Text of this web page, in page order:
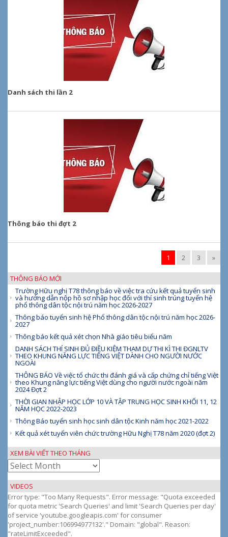
Danh sách thi lần 2
Thông báo thi đợt 2
1 2 3 »
THÔNG BÁO MỚI
Trường Hữu nghị T78 thông báo về việc tra cứu kết quả tuyển sinh
và hướng dẫn nộp hồ sơ nhập học đối với thí sinh trúng tuyển hệ
phổ thông dân tộc nội trú năm học 2026-2027
Thông báo tuyển sinh hệ Phổ thông dân tộc nội trú năm học 2026-
2027
Thông báo kết quả xét chọn Nhà giáo tiêu biểu năm
DANH SÁCH THÍ SINH ĐỦ ĐIỀU KIỆM THAM DỰ THI KÌ THI ĐGNLTV
THEO KHUNG NĂNG LỰC TIẾNG VIỆT DÀNH CHO NGƯỜI NƯỚC
NGOÀI
THÔNG BÁO Về việc tổ chức thi đánh giá và cấp chứng chỉ tiếng Việt
theo Khung năng lực tiếng Việt dùng cho người nước ngoài năm
2024 Đợt 2
THỜI GIAN NHẬP HỌC LỚP 10 VÀ TẬP TRUNG HỌC SINH KHỐI 11, 12
NĂM HỌC 2022-2023
Thông Báo tuyển sinh học sinh dân tộc Kinh năm học 2021-2022
Kết quả xét tuyển viên chức trường Hữu Nghị T78 năm 2020 (đợt 2)
XEM BÀI VIẾT THEO THÁNG
Xem
bài
viết
theo
tháng
VIDEOS
Error type: "Too Many Requests". Error message: "Quota exceeded
for quota metric 'Search Queries' and limit 'Search Queries per day'
of service 'youtube.googleapis.com' for consumer
'project_number:106994977132'." Domain: "global". Reason:
"rateLimitExceeded".